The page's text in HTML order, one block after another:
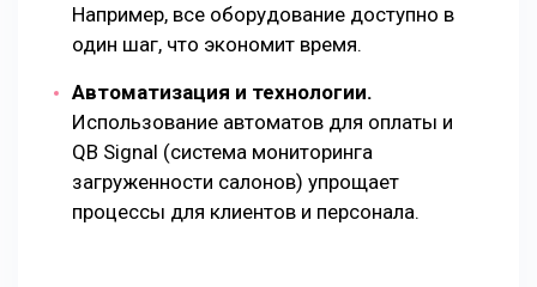
Например, все оборудование доступно в
один шаг, что экономит время.
Автоматизация и технологии.
Использование автоматов для оплаты и
QB Signal (система мониторинга
загруженности салонов) упрощает
процессы для клиентов и персонала.